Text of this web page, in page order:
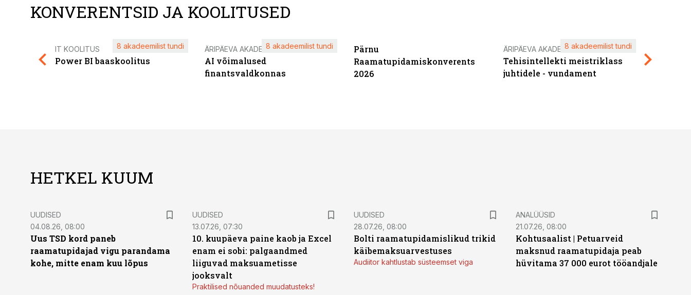
KONVERENTSID JA KOOLITUSED
IT KOOLITUS
Power BI baaskoolitus
8 akadeemilist tundi ÄRIPÄEVA AKADEEMIA
AI võimalused
finantsvaldkonnas
8 akadeemilist tundi
Pärnu
Raamatupidamiskonverents
2026
ÄRIPÄEVA AKADEEMIA
Tehisintellekti meistriklass
juhtidele - vundament
8 akadeemilist tundi
HETKEL KUUM
UUDISED
04.08.26, 08:00
Uus TSD kord paneb
raamatupidajad vigu parandama
kohe, mitte enam kuu lõpus
UUDISED
13.07.26, 07:30
10. kuupäeva paine kaob ja Excel
enam ei sobi: palgaandmed
liiguvad maksuametisse
jooksvalt
Praktilised nõuanded muudatusteks!
UUDISED
28.07.26, 08:00
Bolti raamatupidamislikud trikid
käibemaksuarvestuses
Audiitor kahtlustab süsteemset viga
ANALÜÜSID
21.07.26, 08:00
Kohtusaalist | Petuarveid
maksnud raamatupidaja peab
hüvitama 37 000 eurot tööandjale